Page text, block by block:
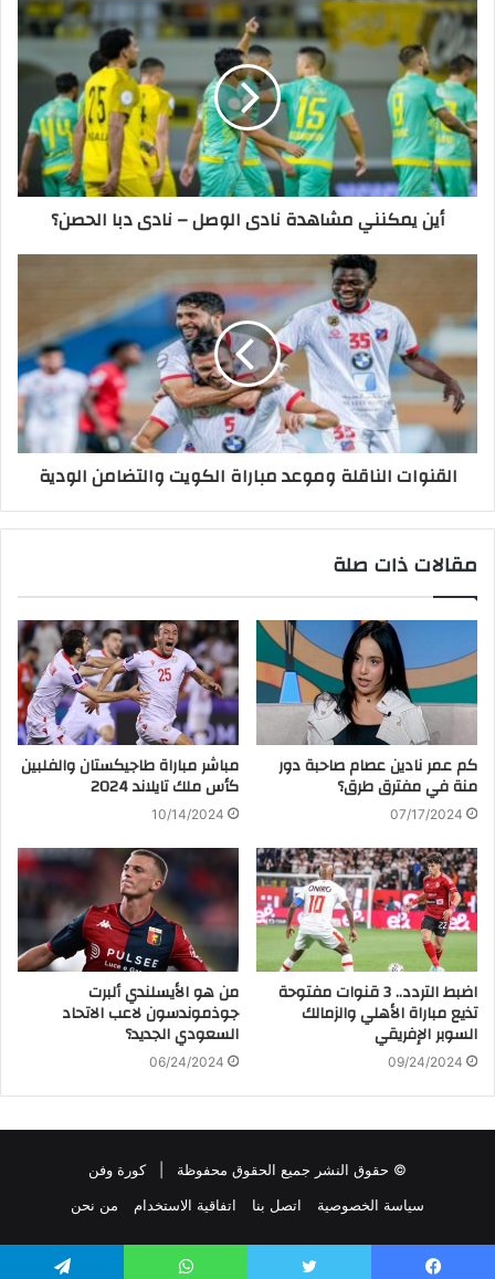
أين يمكنني مشاهدة ‎نادى الوصل – نادى دبا الحصن؟
القنوات الناقلة وموعد مباراة الكويت والتضامن الودية
مقالات ذات صلة
كم عمر نادين عصام صاحبة دور
منة في مفترق طرق؟
07/17/2024
مباشر مباراة طاجيكستان والفلبين
كأس ملك تايلاند 2024
10/14/2024
اضبط التردد.. 3 قنوات مفتوحة
تذيع مباراة الأهلي والزمالك
السوبر الإفريقي
09/24/2024
من هو الأيسلندي ألبرت
جوذموندسون لاعب الاتحاد
السعودي الجديد؟
06/24/2024
© حقوق النشر جميع الحقوق محفوظة |كورة وفن
سياسة الخصوصية
اتصل بنا اتفاقية الاستخدام من نحن